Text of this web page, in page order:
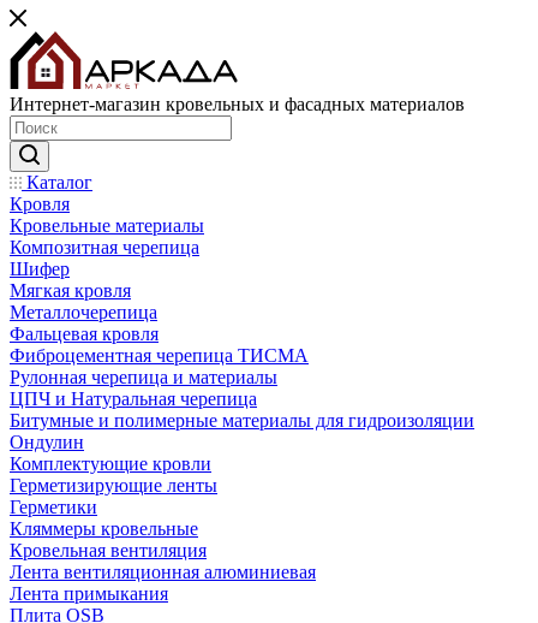
Интернет-магазин кровельных и фасадных материалов
Каталог
Кровля
Кровельные материалы
Композитная черепица
Шифер
Мягкая кровля
Металлочерепица
Фальцевая кровля
Фиброцементная черепица ТИСМА
Рулонная черепица и материалы
ЦПЧ и Натуральная черепица
Битумные и полимерные материалы для гидроизоляции
Ондулин
Комплектующие кровли
Герметизирующие ленты
Герметики
Кляммеры кровельные
Кровельная вентиляция
Лента вентиляционная алюминиевая
Лента примыкания
Плита OSB